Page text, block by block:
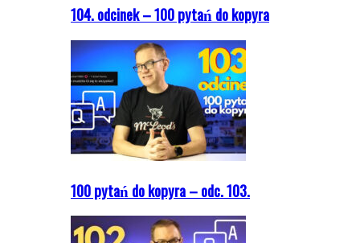
104. odcinek – 100 pytań do kopyra
100 pytań do kopyra – odc. 103.